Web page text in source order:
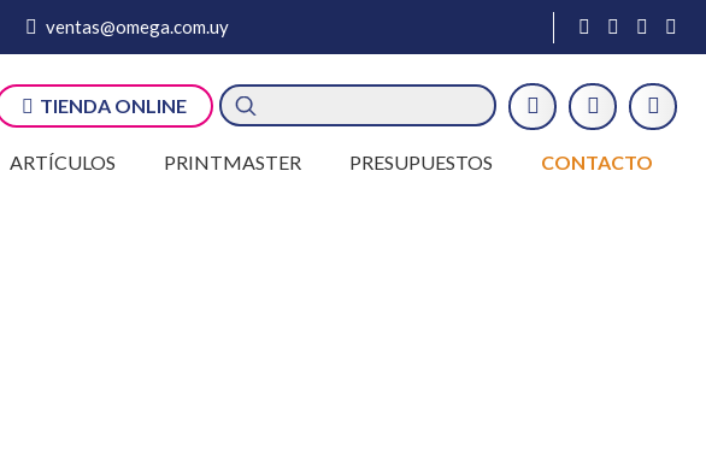
ventas@omega.com.uy
TIENDA ONLINE
Búsqueda
de
productos
ARTÍCULOS PRINTMASTER PRESUPUESTOS CONTACTO